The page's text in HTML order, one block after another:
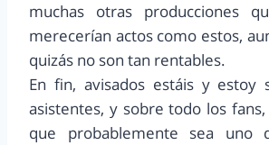
muchas otras producciones
merecerían actos como estos,
quizás no son tan rentables.
En fin, avisados estáis y estoy
asistentes, y sobre todo los
que probablemente sea uno